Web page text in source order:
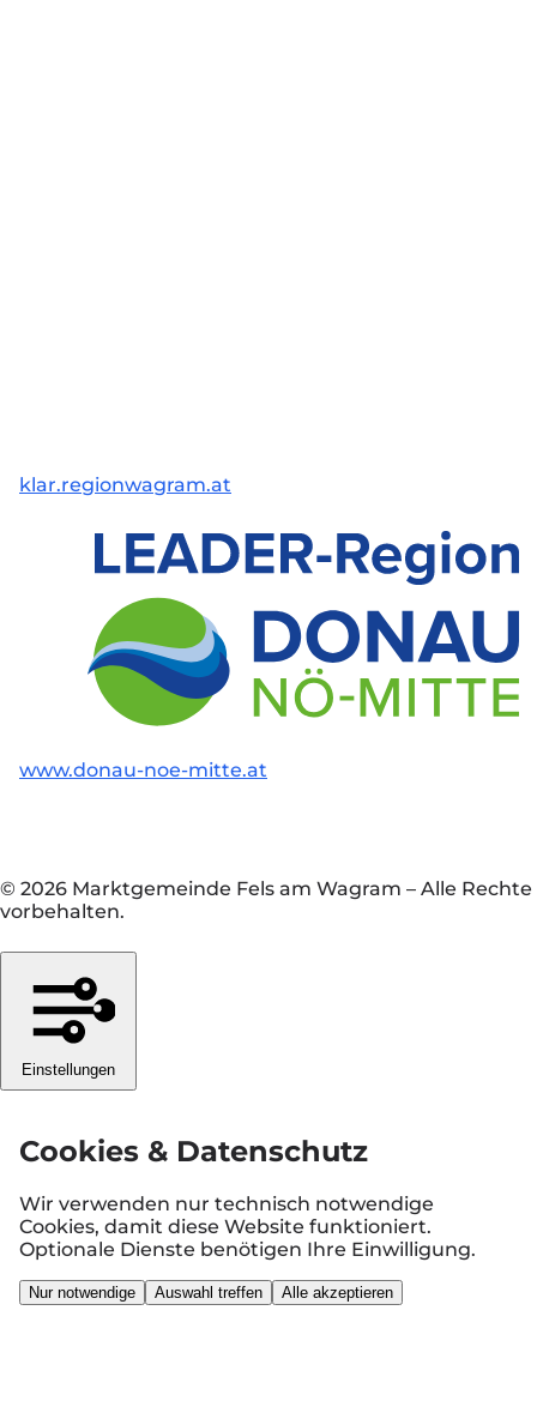
klar.regionwagram.at
www.donau-noe-mitte.at
© 2026 Marktgemeinde Fels am Wagram – Alle Rechte
vorbehalten.
Einstellungen
Cookies & Datenschutz
Wir verwenden nur technisch notwendige
Cookies, damit diese Website funktioniert.
Optionale Dienste benötigen Ihre Einwilligung.
Nur notwendige Auswahl treffen Alle akzeptieren